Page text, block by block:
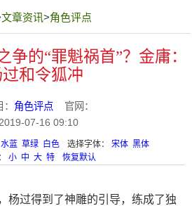
文章资讯>角色评点
争的“罪魁祸首”？金庸：
过和令狐冲
角色评点 官网：
07-16 09:10
水蓝 草绿 白色 选择字体： 宋体 黑体
小 中 大 特 恢复默认
杨过得到了神雕的引导，练成了独